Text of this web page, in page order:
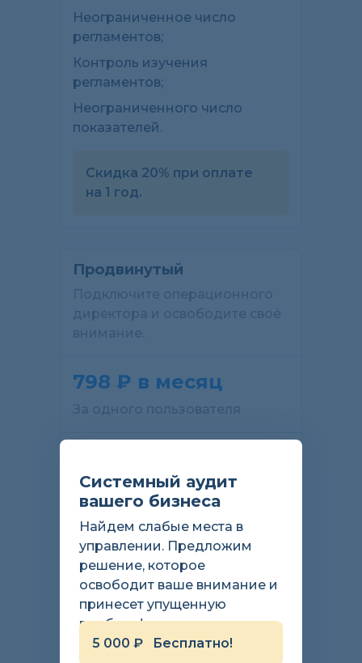
Неограниченное число
регламентов;
Контроль изучения
регламентов;
Неограниченного число
показателей.
Скидка 20% при оплате
на 1 год.
Продвинутый
Подключите операционного
директора и освободите своё
внимание.
798 ₽ в месяц
За одного пользователя
тарифа плюс:
Контроль исполнения задач;
Доступ к обучающей
платформе;
Принятое решение (чтобы
сотрудники приходили с
решением);
Приоритетная техническая
Системный аудит
вашего бизнеса
Найдем слабые места в
управлении. Предложим
решение, которое
освободит ваше внимание и
принесет упущенную
прибыль!
5 000 ₽ Бесплатно!